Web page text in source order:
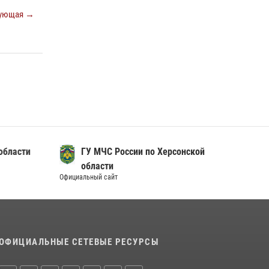
→
ГУ МЧС России по Херсонской
области
Официальный сайт
СЕТЕВЫЕ РЕСУРСЫ